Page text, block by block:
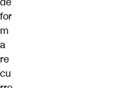
for
m
a
re
cu